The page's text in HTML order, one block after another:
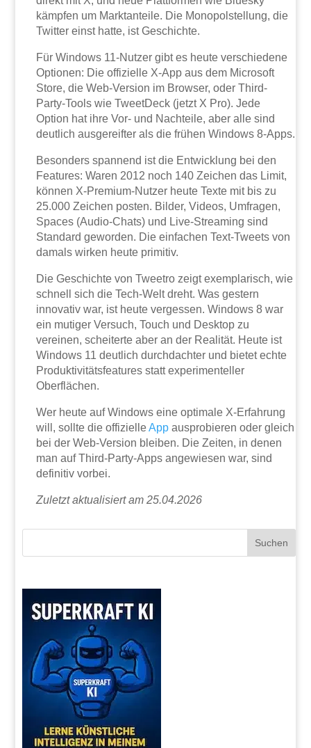
kämpfen um Marktanteile. Die Monopolstellung, die
Twitter einst hatte, ist Geschichte.
Für Windows 11-Nutzer gibt es heute verschiedene
Optionen: Die offizielle X-App aus dem Microsoft
Store, die Web-Version im Browser, oder Third-
Party-Tools wie TweetDeck (jetzt X Pro). Jede
Option hat ihre Vor- und Nachteile, aber alle sind
deutlich ausgereifter als die frühen Windows 8-Apps.
Besonders spannend ist die Entwicklung bei den
Features: Waren 2012 noch 140 Zeichen das Limit,
können X-Premium-Nutzer heute Texte mit bis zu
25.000 Zeichen posten. Bilder, Videos, Umfragen,
Spaces (Audio-Chats) und Live-Streaming sind
Standard geworden. Die einfachen Text-Tweets von
damals wirken heute primitiv.
Die Geschichte von Tweetro zeigt exemplarisch, wie
schnell sich die Tech-Welt dreht. Was gestern
innovativ war, ist heute vergessen. Windows 8 war
ein mutiger Versuch, Touch und Desktop zu
vereinen, scheiterte aber an der Realität. Heute ist
Windows 11 deutlich durchdachter und bietet echte
Produktivitätsfeatures statt experimenteller
Oberflächen.
Wer heute auf Windows eine optimale X-Erfahrung
will, sollte die offizielleApp ausprobieren oder gleich
bei der Web-Version bleiben. Die Zeiten, in denen
man auf Third-Party-Apps angewiesen war, sind
definitiv vorbei.
Zuletzt aktualisiert am 25.04.2026